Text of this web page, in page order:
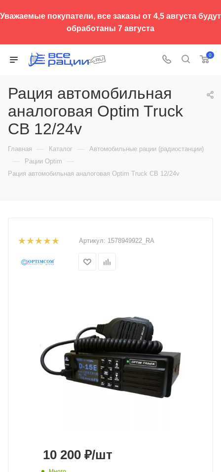
Уважаемые покупатели, все заказы от 4,5 августа будут
обработаны 7 августа
0
Рация автомобильная
аналоговая Optim Truck
CB 12/24v
Главная — Каталог — Автомобильные рации (радиостанции)
— Рации Optim —
Рация автомобильная аналоговая Optim Truck CB 12/24v
Артикул: 1578949922_RA
10 200 ₽/шт